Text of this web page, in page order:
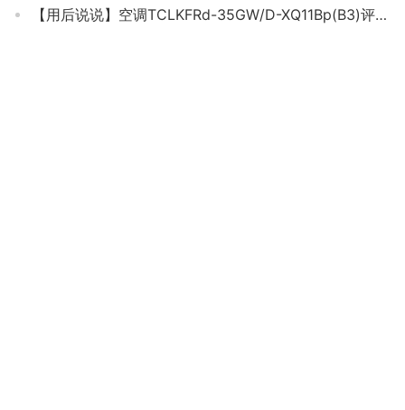
【用后说说】空调TCLKFRd-35GW/D-XQ11Bp(B3)评测结果怎么样？不值得买吗？